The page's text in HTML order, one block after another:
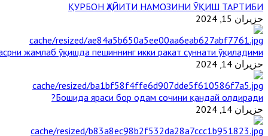
ҚУРБОН ҲАЙИТИ НАМОЗИНИ ЎҚИШ ТАРТИБИ
حزيران 15, 2024
жамлаб ўқишда пешиннинг икки ракат суннати ўқиладими?
حزيران 14, 2024
Бошида яраси бор одам сочини қандай олдиради?
حزيران 14, 2024